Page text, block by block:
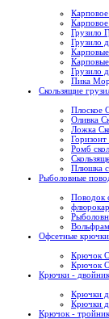
Грузило
Грузило
Грузило
Пика
Скользящие
Плоское
Оливка
Ложка
Ромб
Плюшка с
Рыболовные
Поводок
Офсетные крючки
Крючок
Крючок
Крючки -
Крючки
Крючки
Крючок - тройник